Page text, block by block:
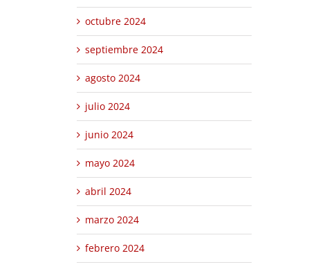
octubre 2024
septiembre 2024
agosto 2024
julio 2024
junio 2024
mayo 2024
abril 2024
marzo 2024
febrero 2024